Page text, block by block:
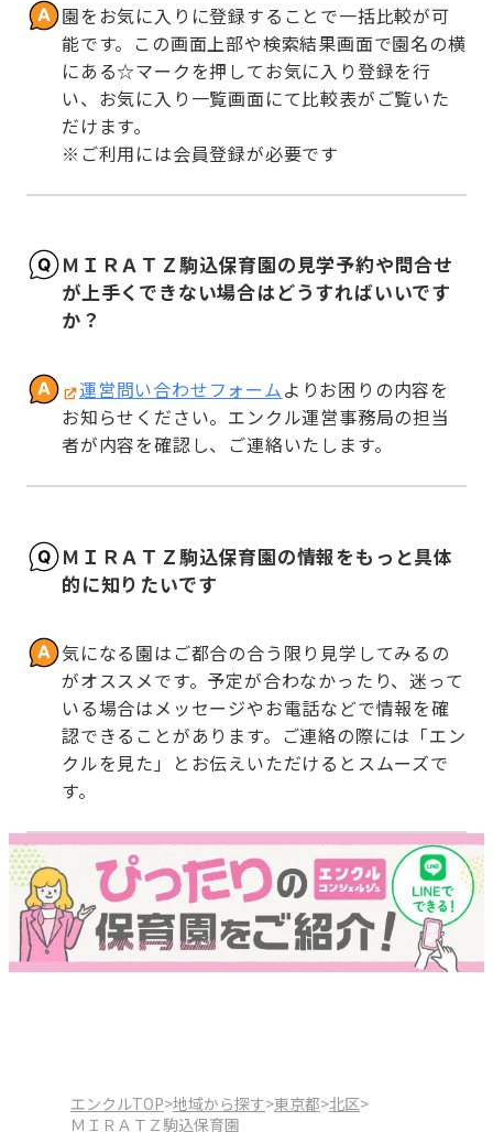
園をお気に入りに登録することで一括比較が可
能です。この画面上部や検索結果画面で園名の横
にある☆マークを押してお気に入り登録を行
い、お気に入り一覧画面にて比較表がご覧いた
だけます。
※ご利用には会員登録が必要です
ＭＩＲＡＴＺ駒込保育園の見学予約や問合せ
が上手くできない場合はどうすればいいです
か？
運営問い合わせフォームよりお困りの内容を
お知らせください。エンクル運営事務局の担当
者が内容を確認し、ご連絡いたします。
ＭＩＲＡＴＺ駒込保育園の情報をもっと具体
的に知りたいです
気になる園はご都合の合う限り見学してみるの
がオススメです。予定が合わなかったり、迷って
いる場合はメッセージやお電話などで情報を確
認できることがあります。ご連絡の際には「エン
クルを見た」とお伝えいただけるとスムーズで
す。
エンクルTOP>地域から探す>東京都>北区>
ＭＩＲＡＴＺ駒込保育園